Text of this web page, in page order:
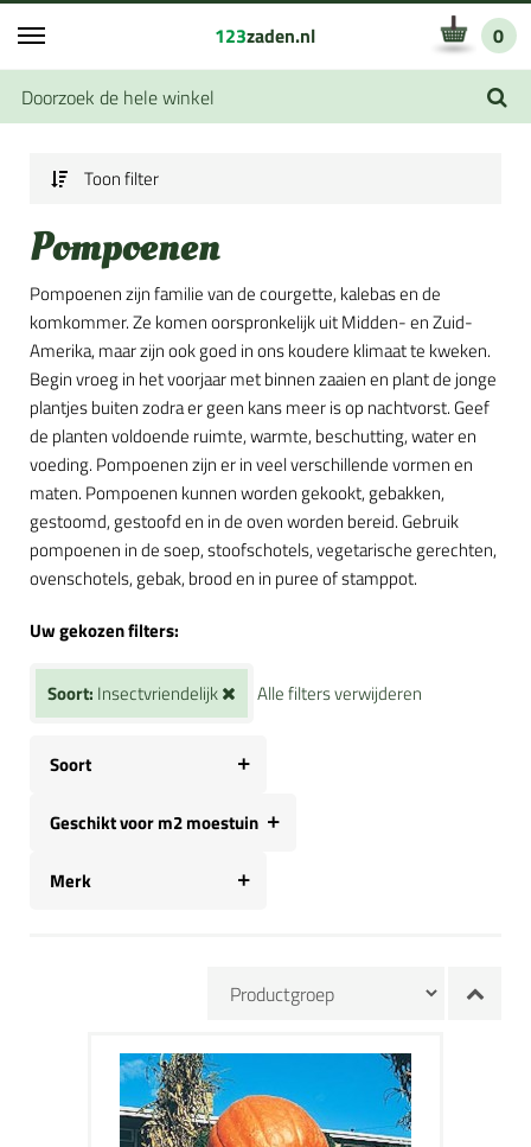
123zaden.nl 0
Toon filter
Pompoenen
Pompoenen zijn familie van de courgette, kalebas en de
komkommer. Ze komen oorspronkelijk uit Midden- en Zuid-
Amerika, maar zijn ook goed in ons koudere klimaat te kweken.
Begin vroeg in het voorjaar met binnen zaaien en plant de jonge
plantjes buiten zodra er geen kans meer is op nachtvorst. Geef
de planten voldoende ruimte, warmte, beschutting, water en
voeding. Pompoenen zijn er in veel verschillende vormen en
maten. Pompoenen kunnen worden gekookt, gebakken,
gestoomd, gestoofd en in de oven worden bereid. Gebruik
pompoenen in de soep, stoofschotels, vegetarische gerechten,
ovenschotels, gebak, brood en in puree of stamppot.
Uw gekozen filters:
Soort: Insectvriendelijk Alle filters verwijderen
Soort
Geschikt voor m2 moestuin
Merk